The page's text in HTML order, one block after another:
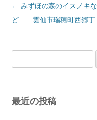
投
稿
ョ
← みずほの森のイスノキな
ど 雲仙市瑞穂町西郷丁
索:
最近の投稿